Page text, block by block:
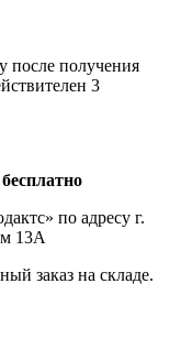
после получения
3
по адресу г.
13А
заказ на складе.